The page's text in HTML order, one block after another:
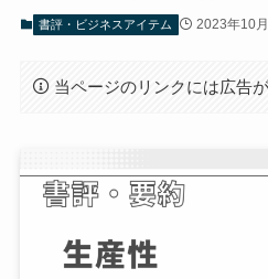
書評・ビジネスアイテム 2023年10
当ページのリンクには広告